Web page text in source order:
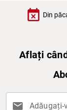
event_busy Din
Aflați
mail Adăugați-